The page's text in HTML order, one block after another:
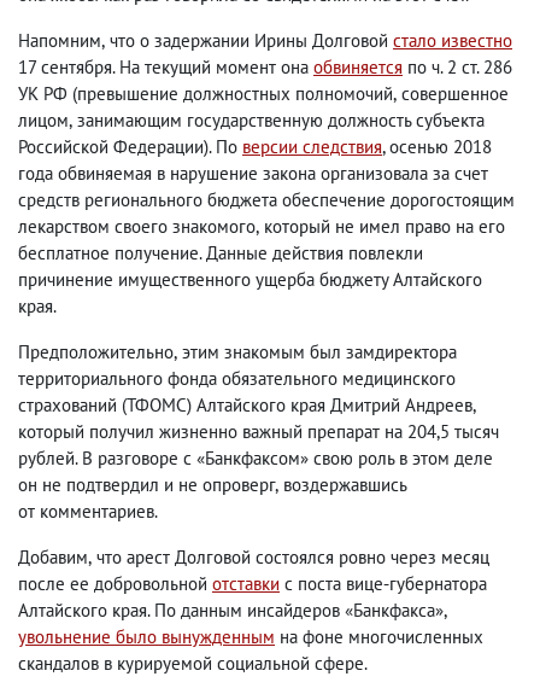
Напомним, что о задержании Ирины Долговой стало известно
17 сентября. На текущий момент она обвиняется по ч. 2 ст. 286
УК РФ (превышение должностных полномочий, совершенное
лицом, занимающим государственную должность субъекта
Российской Федерации). По версии следствия, осенью 2018
года обвиняемая в нарушение закона организовала за счет
средств регионального бюджета обеспечение дорогостоящим
лекарством своего знакомого, который не имел право на его
бесплатное получение. Данные действия повлекли
причинение имущественного ущерба бюджету Алтайского
края.
Предположительно, этим знакомым был замдиректора
территориального фонда обязательного медицинского
страхований (ТФОМС) Алтайского края Дмитрий Андреев,
который получил жизненно важный препарат на 204,5 тысяч
рублей. В разговоре с «Банкфаксом» свою роль в этом деле
он не подтвердил и не опроверг, воздержавшись
от комментариев.
Добавим, что арест Долговой состоялся ровно через месяц
после ее добровольной отставки с поста вице-губернатора
Алтайского края. По данным инсайдеров «Банкфакса»,
увольнение было вынужденным на фоне многочисленных
скандалов в курируемой социальной сфере.